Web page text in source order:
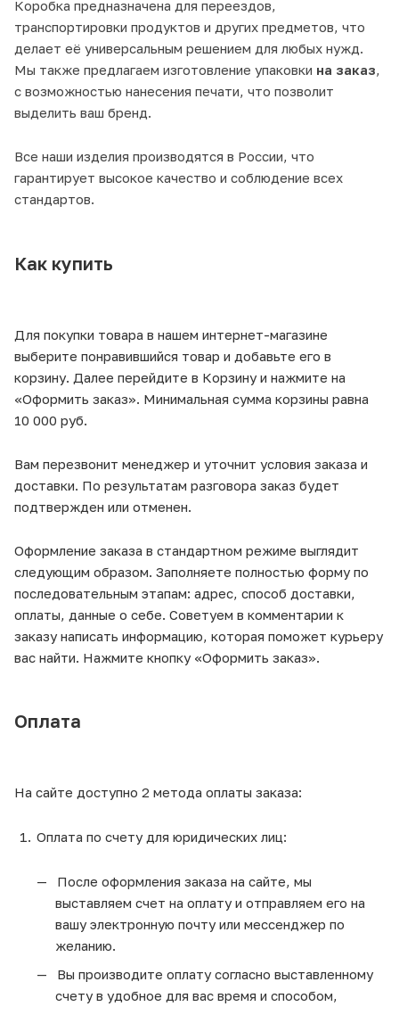
Коробка предназначена для переездов,
транспортировки продуктов и других предметов, что
делает её универсальным решением для любых нужд.
Мы также предлагаем изготовление упаковки на заказ
с возможностью нанесения печати, что позволит
выделить ваш бренд.
Все наши изделия производятся в России, что
гарантирует высокое качество и соблюдение всех
стандартов.
Как купить
Для покупки товара в нашем интернет-магазине
выберите понравившийся товар и добавьте его в
корзину. Далее перейдите в Корзину и нажмите на
«Оформить заказ». Минимальная сумма корзины равна
10 000 руб.
Вам перезвонит менеджер и уточнит условия заказа и
доставки. По результатам разговора заказ будет
подтвержден или отменен.
Оформление заказа в стандартном режиме выглядит
следующим образом. Заполняете полностью форму по
последовательным этапам: адрес, способ доставки,
оплаты, данные о себе. Советуем в комментарии к
заказу написать информацию, которая поможет курьеру
вас найти. Нажмите кнопку «Оформить заказ».
Оплата
На сайте доступно 2 метода оплаты заказа:
Оплата по счету для юридических лиц:
После оформления заказа на сайте, мы
выставляем счет на оплату и отправляем его на
вашу электронную почту или мессенджер по
желанию.
Вы производите оплату согласно выставленному
счету в удобное для вас время и способом,